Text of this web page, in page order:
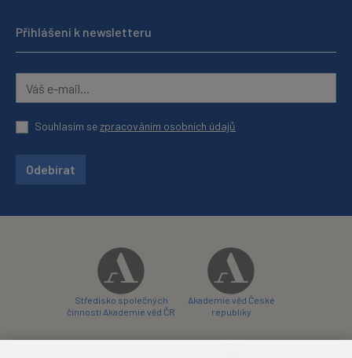
Přihlášení k newsletteru
Souhlasím sezpracováním osobních údajů
Odebírat
Středisko společných
činností Akademie věd ČR
Akademie věd České
republiky